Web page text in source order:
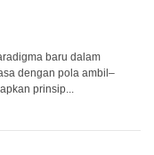
baru dalam
dengan pola ambil–
prinsip...